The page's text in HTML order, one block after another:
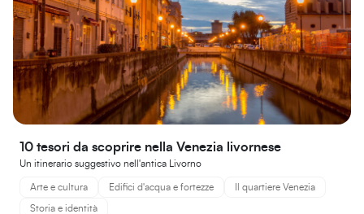
10 tesori da scoprire nella Venezia livornese
Un itinerario suggestivo nell'antica Livorno
Arte e cultura Edifici d'acqua e fortezze Il quartiere Venezia
Storia e identità